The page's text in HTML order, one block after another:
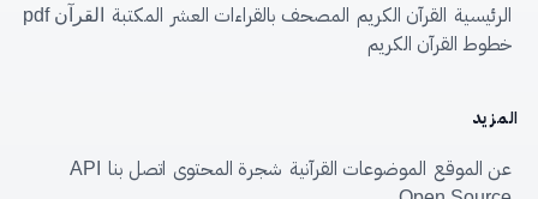
الرئيسية القرآن الكريم المصحف بالقراءات العشر المكتبة القرآن pdf
خطوط القرآن الكريم
المزيد
عن الموقع الموضوعات القرآنية شجرة المحتوى اتصل بنا
API